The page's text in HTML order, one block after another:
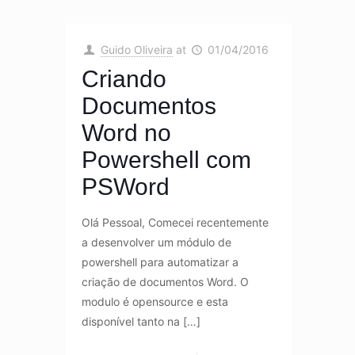
Guido Oliveira at 01/04/2016
Criando
Documentos
Word no
Powershell com
PSWord
Olá Pessoal, Comecei recentemente
a desenvolver um módulo de
powershell para automatizar a
criação de documentos Word. O
modulo é opensource e esta
disponível tanto na […]